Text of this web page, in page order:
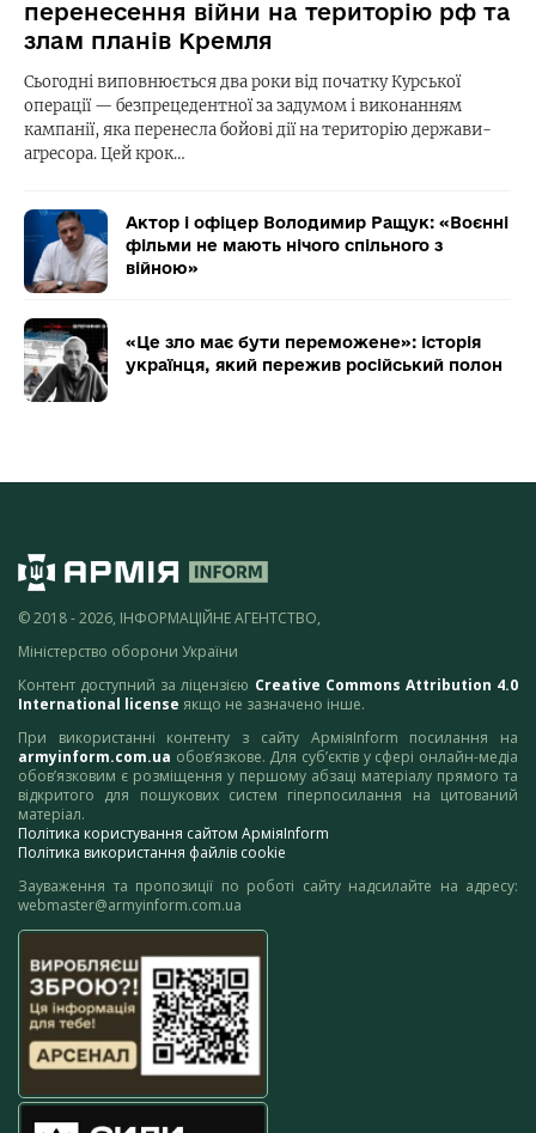
перенесення війни на територію рф та
злам планів Кремля
Сьогодні виповнюється два роки від початку Курської
операції — безпрецедентної за задумом і виконанням
кампанії, яка перенесла бойові дії на територію держави-
агресора. Цей крок…
Актор і офіцер Володимир Ращук: «Воєнні
фільми не мають нічого спільного з
війною»
«Це зло має бути переможене»: історія
українця, який пережив російський полон
© 2018 - 2026, ІНФОРМАЦІЙНЕ АГЕНТСТВО,
Міністерство оборони України
Контент доступний за ліцензією Creative Commons Attribution 4.0
International license якщо не зазначено інше.
При використанні контенту з сайту АрміяInform посилання на
armyinform.com.ua обов’язкове. Для суб’єктів у сфері онлайн-медіа
обов’язковим є розміщення у першому абзаці матеріалу прямого та
відкритого для пошукових систем гіперпосилання на цитований
матеріал.
Політика користування сайтом АрміяInform
Політика використання файлів cookie
Зауваження та пропозиції по роботі сайту надсилайте на адресу:
webmaster@armyinform.com.ua